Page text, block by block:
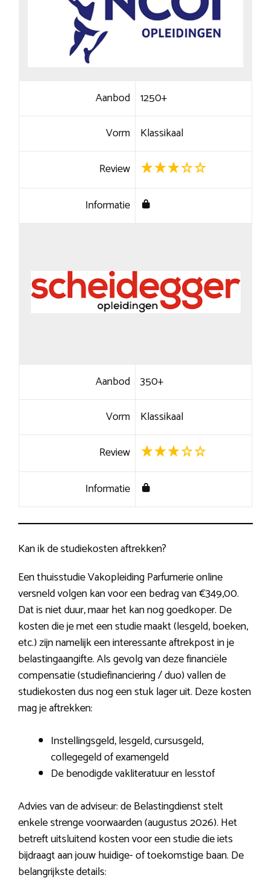
Aanbod 1250+
Vorm Klassikaal
Review
Informatie
Aanbod 350+
Vorm Klassikaal
Review
Informatie
Kan ik de studiekosten aftrekken?
Een thuisstudie Vakopleiding Parfumerie online
versneld volgen kan voor een bedrag van €349,00.
Dat is niet duur, maar het kan nog goedkoper. De
kosten die je met een studie maakt (lesgeld, boeken,
etc.) zijn namelijk een interessante aftrekpost in je
belastingaangifte. Als gevolg van deze financiële
compensatie (studiefinanciering / duo) vallen de
studiekosten dus nog een stuk lager uit. Deze kosten
mag je aftrekken:
Instellingsgeld, lesgeld, cursusgeld,
collegegeld of examengeld
De benodigde vakliteratuur en lesstof
Advies van de adviseur: de Belastingdienst stelt
enkele strenge voorwaarden (augustus 2026). Het
betreft uitsluitend kosten voor een studie die iets
bijdraagt aan jouw huidige- of toekomstige baan. De
belangrijkste details: